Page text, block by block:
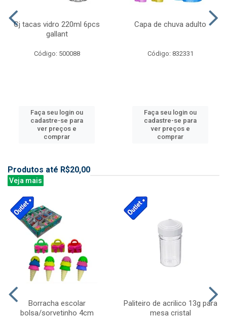
Cj tacas vidro 220ml 6pcs
gallant
Código: 500088
Faça seu login ou
cadastre-se para
ver preços e
comprar
Capa de chuva adulto
Código: 832331
Faça seu login ou
cadastre-se para
ver preços e
comprar
Produtos até R$20,00
Veja mais
Borracha escolar
bolsa/sorvetinho 4cm
Paliteiro de acrilico 13g para
mesa cristal